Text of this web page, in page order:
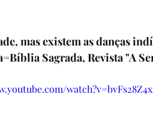
mas existem as danças
Sagrada, Revista "A